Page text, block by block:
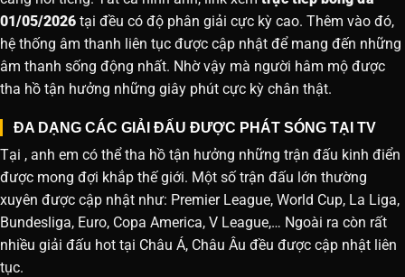
01/05/2026 tại đều có độ phân giải cực kỳ cao. Thêm vào đó,
hệ thống âm thanh liên tục được cập nhật để mang đến những
âm thanh sống động nhất. Nhờ vậy mà người hâm mộ được
tha hồ tận hưởng những giây phút cực kỳ chân thật.
ĐA DẠNG CÁC GIẢI ĐẤU ĐƯỢC PHÁT SÓNG TẠI TV
Tại , anh em có thể tha hồ tận hưởng những trận đấu kinh điển
được mong đợi khắp thế giới. Một số trận đấu lớn thường
xuyên được cập nhật như: Premier League, World Cup, La Liga,
Bundesliga, Euro, Copa America, V League,… Ngoài ra còn rất
nhiều giải đấu hot tại Châu Á, Châu Âu đều được cập nhật liên
tục.